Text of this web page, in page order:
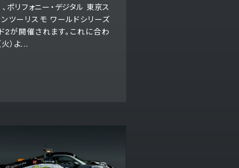
ポリフォニー・デジタル 東京ス
ツーリスモ ワールドシリーズ
2が開催されます。これに合わ
）よ...